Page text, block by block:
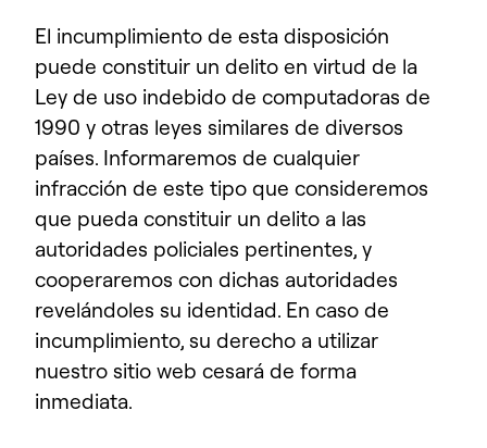
El incumplimiento de esta disposición
puede constituir un delito en virtud de la
Ley de uso indebido de computadoras de
1990 y otras leyes similares de diversos
países. Informaremos de cualquier
infracción de este tipo que consideremos
que pueda constituir un delito a las
autoridades policiales pertinentes, y
cooperaremos con dichas autoridades
revelándoles su identidad. En caso de
incumplimiento, su derecho a utilizar
nuestro sitio web cesará de forma
inmediata.